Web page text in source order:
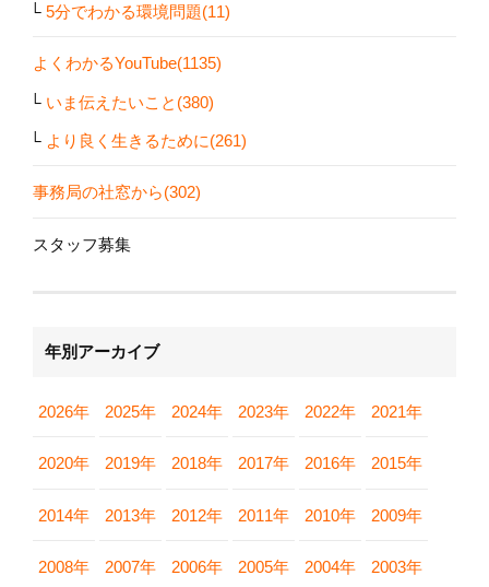
5分でわかる環境問題(11)
よくわかるYouTube(1135)
いま伝えたいこと(380)
より良く生きるために(261)
事務局の社窓から(302)
スタッフ募集
年別アーカイブ
2026年 2025年 2024年 2023年 2022年 2021年
2020年 2019年 2018年 2017年 2016年 2015年
2014年 2013年 2012年 2011年 2010年 2009年
2008年 2007年 2006年 2005年 2004年 2003年